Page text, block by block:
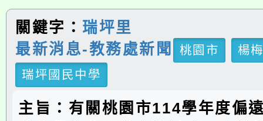
關鍵字： 瑞坪里
最新消息-教務處新聞
桃園市
楊
瑞坪國民中學
主旨：有關桃園市114學年度偏